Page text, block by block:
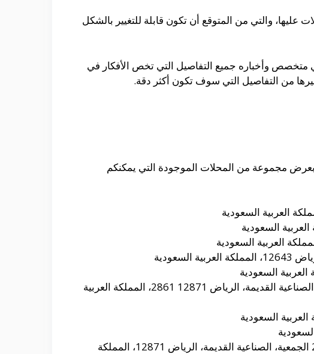
عليها، والتي من المتوقع أن تكون قابلة للتغيير بالشكل
متخصص وأخباره جميع التفاصيل التي تخص الأفكار في
من التفاصيل التي سوف تكون أكثر دقة.
مجموعة من المحلات الموجودة التي يمكنكم
العنوان: 2861، 8473 شارع الحسين بن عمارة، الصناعية القديمة، الرياض 12871 2861، المملكة العربية
العنوان: 2787 الجمعية، الصناعية القديمة، الرياض 12871، المملكة